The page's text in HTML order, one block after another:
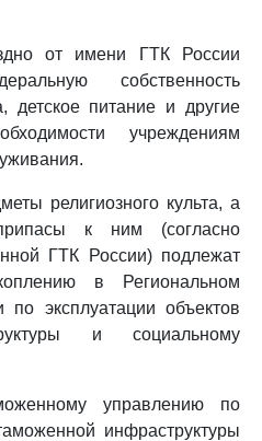
от имени ГТК России
собственность
детское питание и другие
учреждениям
религиозного культа, а
к ним (согласно
ГТК России) подлежат
в Региональном
эксплуатации объектов
и социальному
управлению по
инфраструктуры